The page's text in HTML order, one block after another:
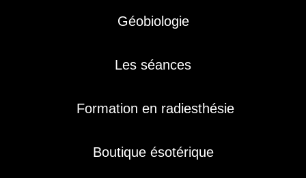
Géobiologie
Les séances
Formation en radiesthésie
Boutique ésotérique